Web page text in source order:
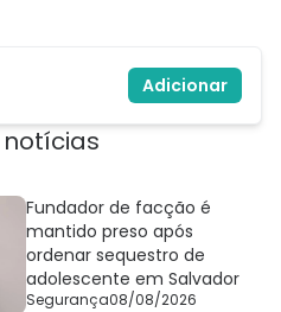
Adicionar
Fundador de facção é
mantido preso após
ordenar sequestro de
adolescente em Salvador
Segurança08/08/2026